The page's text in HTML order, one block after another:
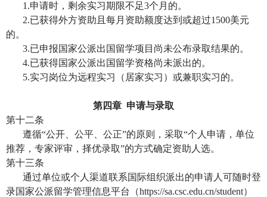
1.申请时，剩余实习期限不足3个月的。
2.已获得外方资助且每月资助额度达到或超过1500美元
的。
3.已申报国家公派出国留学项目尚未公布录取结果的。
4.已获得国家公派出国留学资格尚未派出的。
5.实习岗位为远程实习（居家实习）或兼职实习的。
第四章 申请与录取
第十二条
遵循“公开、公平、公正”的原则，采取“个人申请，单位
推荐，专家评审，择优录取”的方式确定资助人选。
第十三条
通过单位或个人渠道联系国际组织派出的申请人可随时登
录国家公派留学管理信息平台（https://sa.csc.edu.cn/student）